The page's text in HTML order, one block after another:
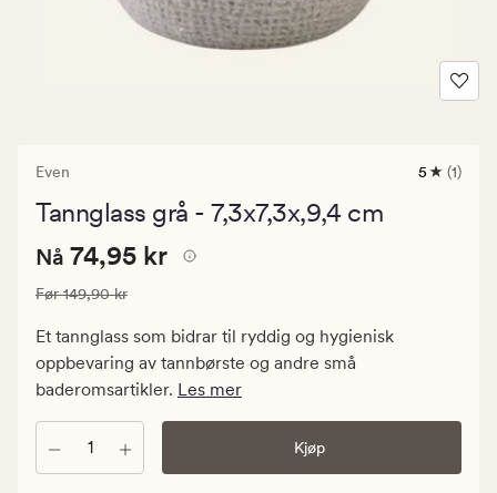
Even
1
5 (1)
Tannglass grå - 7,3x7,3x,9,4 cm
Nåværende
74,95
kr.
Vanlig
pris
Nåværende pris
Nå 74,95 kr
Vanlig pris 149,90 kr
Før149,90 kr
Et tannglass som bidrar til ryddig og hygienisk
oppbevaring av tannbørste og andre små
baderomsartikler. Les mer
Antall Kjøp